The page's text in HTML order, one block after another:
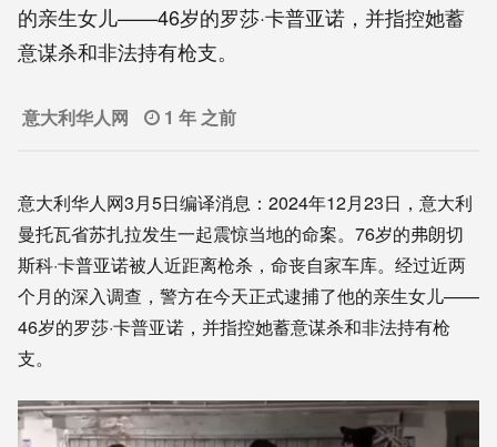
的亲生女儿——46岁的罗莎·卡普亚诺，并指控她蓄
意谋杀和非法持有枪支。
意大利华人网 1 年 之前
意大利华人网3月5日编译消息：2024年12月23日，意大利
曼托瓦省苏扎拉发生一起震惊当地的命案。76岁的弗朗切
斯科·卡普亚诺被人近距离枪杀，命丧自家车库。经过近两
个月的深入调查，警方在今天正式逮捕了他的亲生女儿——
46岁的罗莎·卡普亚诺，并指控她蓄意谋杀和非法持有枪
支。